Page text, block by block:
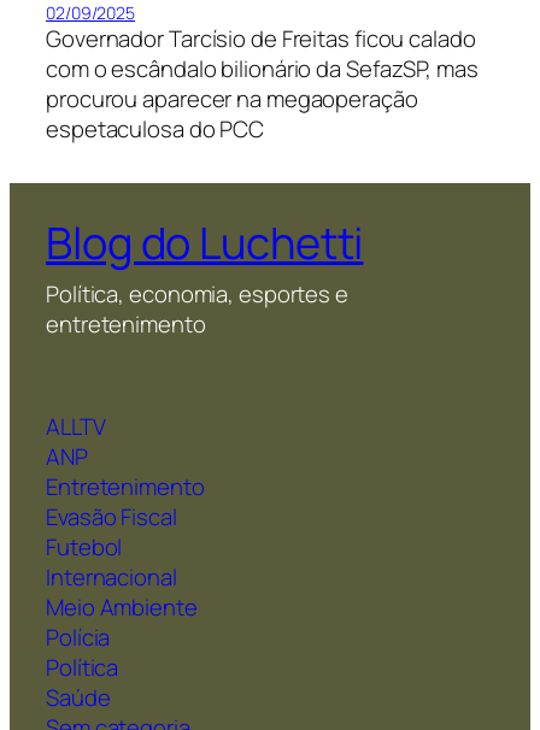
02/09/2025
Governador Tarcísio de Freitas ficou calado
com o escândalo bilionário da SefazSP, mas
procurou aparecer na megaoperação
espetaculosa do PCC
Blog do Luchetti
Política, economia, esportes e
entretenimento
ALLTV
ANP
Entretenimento
Evasão Fiscal
Futebol
Internacional
Meio Ambiente
Polícia
Política
Saúde